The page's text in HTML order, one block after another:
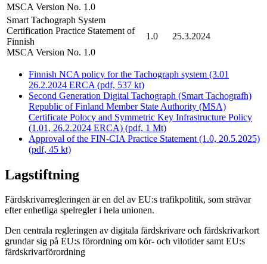
MSCA Version No. 1.0
Smart Tachograph System
Certification Practice Statement of
Finnish
MSCA Version No. 1.0
1.0 25.3.2024
Finnish NCA policy for the Tachograph system (3.01
26.2.2024 ERCA (pdf, 537 kt)
Second Generation Digital Tachograph (Smart Tachografh)
Republic of Finland Member State Authority (MSA)
Certificate Polocy and Symmetric Key Infrastructure Policy
(1.01, 26.2.2024 ERCA) (pdf, 1 Mt)
Approval of the FIN-CIA Practice Statement (1.0, 20.5.2025)
(pdf, 45 kt)
Lagstiftning
Färdskrivarregleringen är en del av EU:s trafikpolitik, som strävar
efter enhetliga spelregler i hela unionen.
Den centrala regleringen av digitala färdskrivare och färdskrivarkort
grundar sig på EU:s förordning om kör- och vilotider samt EU:s
färdskrivarförordning